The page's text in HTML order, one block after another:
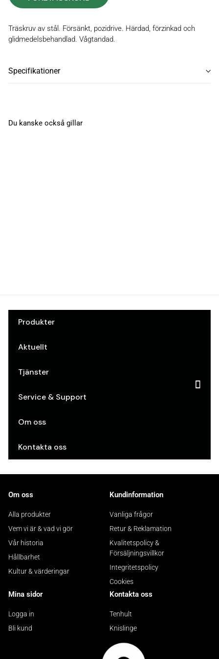
Träskruv av stål. Försänkt, pozidrive. Härdad, förzinkad och
glidmedelsbehandlad. Vågtandad.
Specifikationer
Du kanske också gillar
Produkter
Aktuellt
Tjänster
Service & Support
Om oss
Kontakta oss
Om oss
Alla produkter
Vem vi är & vad vi gör
Vår historia
Hållbarhet
Kultur & värderingar
Kundinformation
Vanliga frågor
Retur & Reklamation
Kvalitetspolicy &
Försäljningsvillkor
Integritetspolicy
Cookies
Mina sidor
Logga in
Bli kund
Kontakta oss
Tenhult
Knislinge